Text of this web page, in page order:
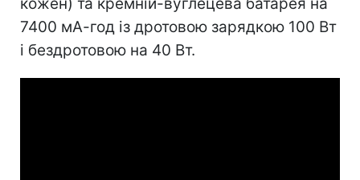
кожен) та кремній-вуглецева батарея на
7400 мА-год із дротовою зарядкою 100 Вт
і бездротовою на 40 Вт.